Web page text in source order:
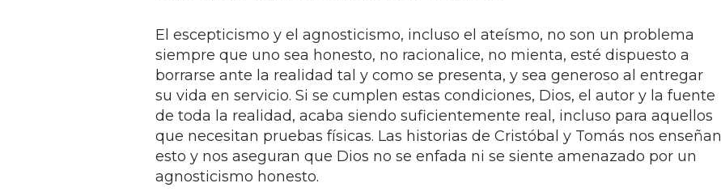
El escepticismo y el agnosticismo, incluso el ateísmo, no son un problema
siempre que uno sea honesto, no racionalice, no mienta, esté dispuesto a
borrarse ante la realidad tal y como se presenta, y sea generoso al entregar
su vida en servicio. Si se cumplen estas condiciones, Dios, el autor y la fuente
de toda la realidad, acaba siendo suficientemente real, incluso para aquellos
que necesitan pruebas físicas. Las historias de Cristóbal y Tomás nos enseñan
esto y nos aseguran que Dios no se enfada ni se siente amenazado por un
agnosticismo honesto.